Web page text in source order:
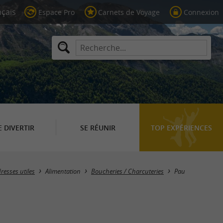
Espace Pro Carnets de Voyage Connexion
DIVERTIR SE RÉUNIR TOP EXPÉRIENCES
Masquer la carte
utiles Alimentation Boucheries / Charcuteries Pau